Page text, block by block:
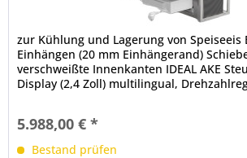
zur Kühlung und Lagerung von Speiseeis
Einhängen (20 mm Einhängerand)
verschweißte Innenkanten IDEAL AKE
Display (2,4 Zoll) multilingual,
5.988,00 € *
Bestand prüfen